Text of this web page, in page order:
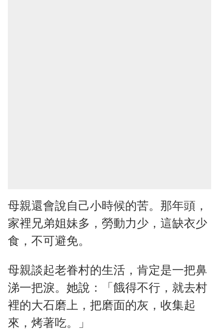
母親還會說自己小時候的苦。那年頭，
家裡兄弟姐妹多，勞動力少，這缺衣少
食，不可避免。
母親談起老眷村的生活，肯定是一把鼻
涕一把淚。她說：「餓得不行，就去村
裡的大石磨上，把磨面的灰，收集起
來，烤著吃。」